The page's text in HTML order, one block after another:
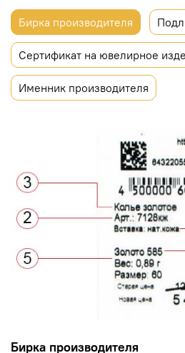
Бирка производителя
Сертификат на ювелирное
Именник производителя
Бирка производителя